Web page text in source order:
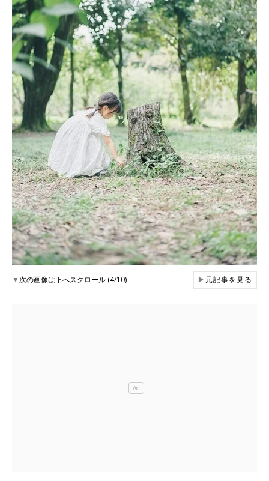
▼次の画像は下へスクロール (4/10) ▶元記事を見る